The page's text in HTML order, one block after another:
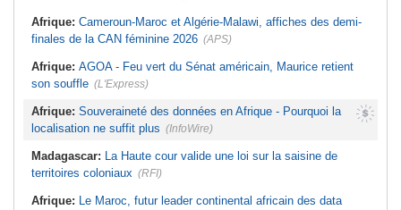
Afrique: Cameroun-Maroc et Algérie-Malawi, affiches des demi-
finales de la CAN féminine 2026 (APS)
Afrique: AGOA - Feu vert du Sénat américain, Maurice retient
son souffle (L'Express)
Afrique: Souveraineté des données en Afrique - Pourquoi la
localisation ne suffit plus (InfoWire)
Madagascar: La Haute cour valide une loi sur la saisine de
territoires coloniaux (RFI)
Afrique: Le Maroc, futur leader continental africain des data